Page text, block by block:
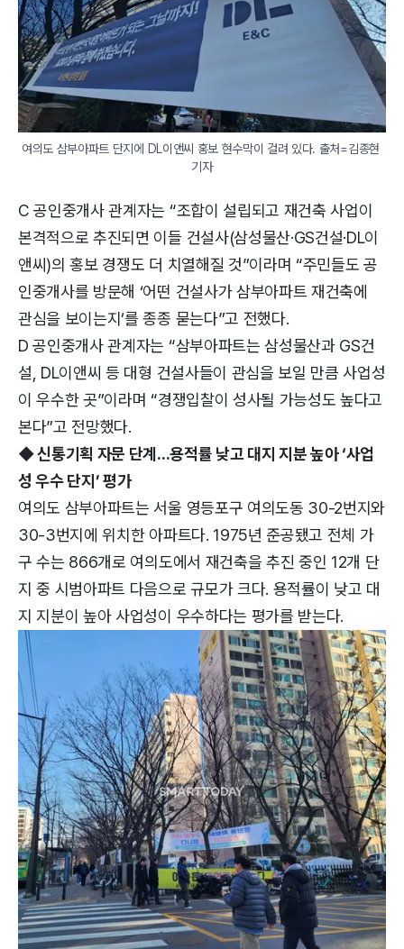
여의도 삼부아파트 단지에 DL이앤씨 홍보 현수막이 걸려 있다. 출처=김종현
기자
C 공인중개사 관계자는 “조합이 설립되고 재건축 사업이
본격적으로 추진되면 이들 건설사(삼성물산·GS건설·DL이
앤씨)의 홍보 경쟁도 더 치열해질 것”이라며 “주민들도 공
인중개사를 방문해 ‘어떤 건설사가 삼부아파트 재건축에
관심을 보이는지’를 종종 묻는다”고 전했다.
D 공인중개사 관계자는 “삼부아파트는 삼성물산과 GS건
설, DL이앤씨 등 대형 건설사들이 관심을 보일 만큼 사업성
이 우수한 곳”이라며 “경쟁입찰이 성사될 가능성도 높다고
본다”고 전망했다.
◆ 신통기획 자문 단계...용적률 낮고 대지 지분 높아 ‘사업
성 우수 단지’ 평가
여의도 삼부아파트는 서울 영등포구 여의도동 30-2번지와
30-3번지에 위치한 아파트다. 1975년 준공됐고 전체 가
구 수는 866개로 여의도에서 재건축을 추진 중인 12개 단
지 중 시범아파트 다음으로 규모가 크다. 용적률이 낮고 대
지 지분이 높아 사업성이 우수하다는 평가를 받는다.